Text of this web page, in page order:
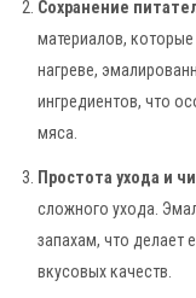
Сохранение
материалов,
нагреве,
ингредиентов, что
мяса.
Простота ухода и
сложного ухода.
запахам, что делает
вкусовых качеств.